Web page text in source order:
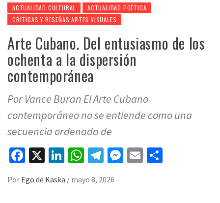
ACTUALIDAD CULTURAL
ACTUALIDAD POÉTICA
CRÍTICAS Y RESEÑAS ARTES VISUALES
Arte Cubano. Del entusiasmo de los
ochenta a la dispersión
contemporánea
Por Vance Buran El Arte Cubano
contemporáneo no se entiende como una
secuencia ordenada de
Facebook
X LinkedIn
WhatsApp
Telegram
Messenger
Email
Por Ego de Kaska / mayo 8, 2026